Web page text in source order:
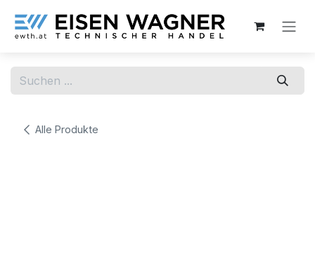
Alle Produkte